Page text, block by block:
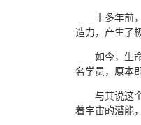
十多年前
造力，产生了
如今，生
名学员，原本
与其说这
着宇宙的潜能